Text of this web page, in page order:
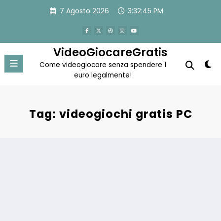
7 Agosto 2026 3:32:45 PM
VideoGiocareGratis
Come videogiocare senza spendere 1
euro legalmente!
Tag: videogiochi gratis PC